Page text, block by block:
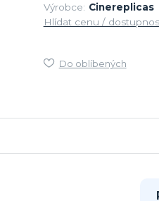
Výrobce: Cinereplicas
Hlídat cenu /
Do oblíbených